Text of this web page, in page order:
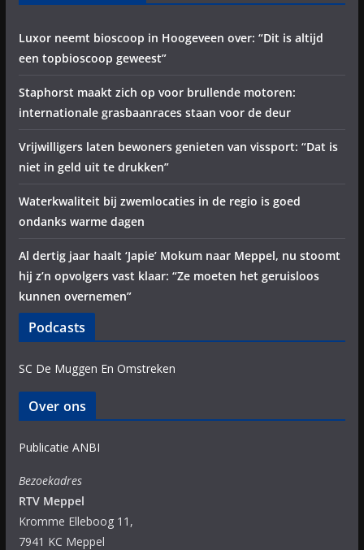
Luxor neemt bioscoop in Hoogeveen over: “Dit is altijd
een topbioscoop geweest”
Staphorst maakt zich op voor brullende motoren:
internationale grasbaanraces staan voor de deur
Vrijwilligers laten bewoners genieten van vissport: “Dat is
niet in geld uit te drukken”
Waterkwaliteit bij zwemlocaties in de regio is goed
ondanks warme dagen
Al dertig jaar haalt ‘Japie’ Mokum naar Meppel, nu stoomt
hij z’n opvolgers vast klaar: “Ze moeten het geruisloos
kunnen overnemen”
Podcasts
SC De Muggen En Omstreken
Over ons
Publicatie ANBI
Bezoekadres
RTV Meppel
Kromme Elleboog 11,
7941 KC Meppel